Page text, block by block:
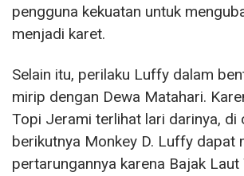
pengguna kekuatan untuk
menjadi karet.
Selain itu, perilaku Luffy dalam
mirip dengan Dewa Matahari.
Topi Jerami terlihat lari darinya, di
berikutnya Monkey D. Luffy dapat
pertarungannya karena Bajak